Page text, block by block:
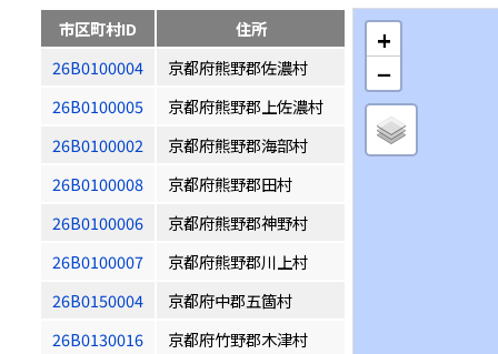
市区町村ID
住所
26B0100004
京都府熊野郡佐濃村
26B0100005
京都府熊野郡上佐濃村
26B0100002
京都府熊野郡海部村
26B0100008
京都府熊野郡田村
26B0100006
京都府熊野郡神野村
26B0100007
京都府熊野郡川上村
26B0150004
京都府中郡五箇村
26B0130016
京都府竹野郡木津村
+
−